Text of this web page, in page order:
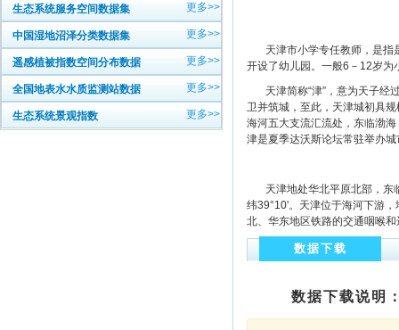
生态系统服务空间数据集 更多>>
中国湿地沼泽分类数据集 更多>>
遥感植被指数空间分布数据 更多>>
全国地表水水质监测站数据 更多>>
生态系统景观指数 更多>>
天津市小学专任教师，是指
开设了幼儿园。一般6－12岁为
天津简称“津”，意为天子经
卫并筑城，至此，天津城初具
海河五大支流汇流处，东临渤
津是夏季达沃斯论坛常驻举办城
天津地处华北平原北部，东
纬39°10'。天津位于海河下游
北、华东地区铁路的交通咽喉
数据下载
数据下载说明